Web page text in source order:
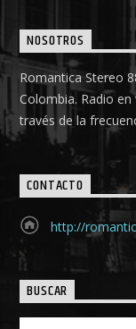
NOSOTROS
Romantica Stereo
Colombia. Radio
través de la
CONTACTO
http://
BUSCAR